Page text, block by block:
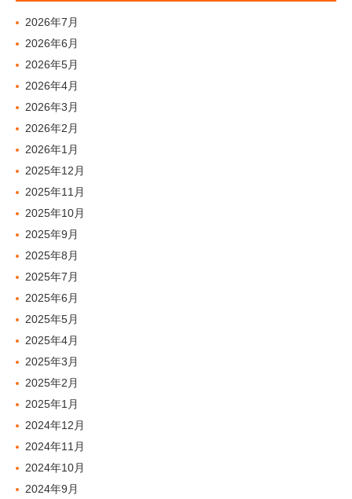
2026年7月
2026年6月
2026年5月
2026年4月
2026年3月
2026年2月
2026年1月
2025年12月
2025年11月
2025年10月
2025年9月
2025年8月
2025年7月
2025年6月
2025年5月
2025年4月
2025年3月
2025年2月
2025年1月
2024年12月
2024年11月
2024年10月
2024年9月